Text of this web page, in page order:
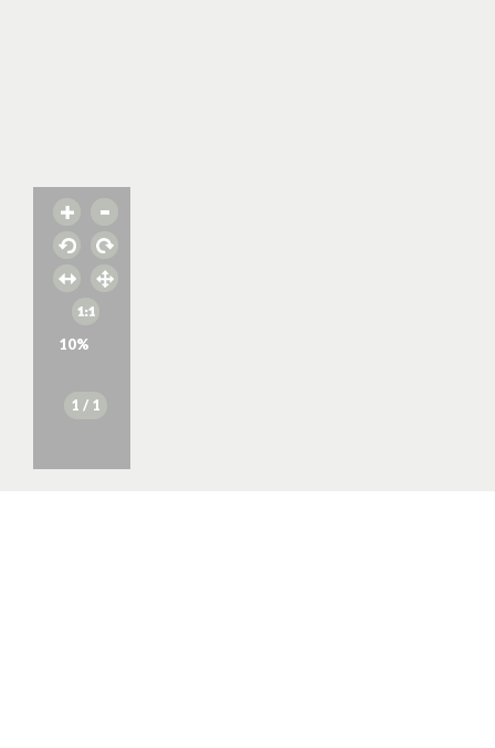
10%
1 / 1